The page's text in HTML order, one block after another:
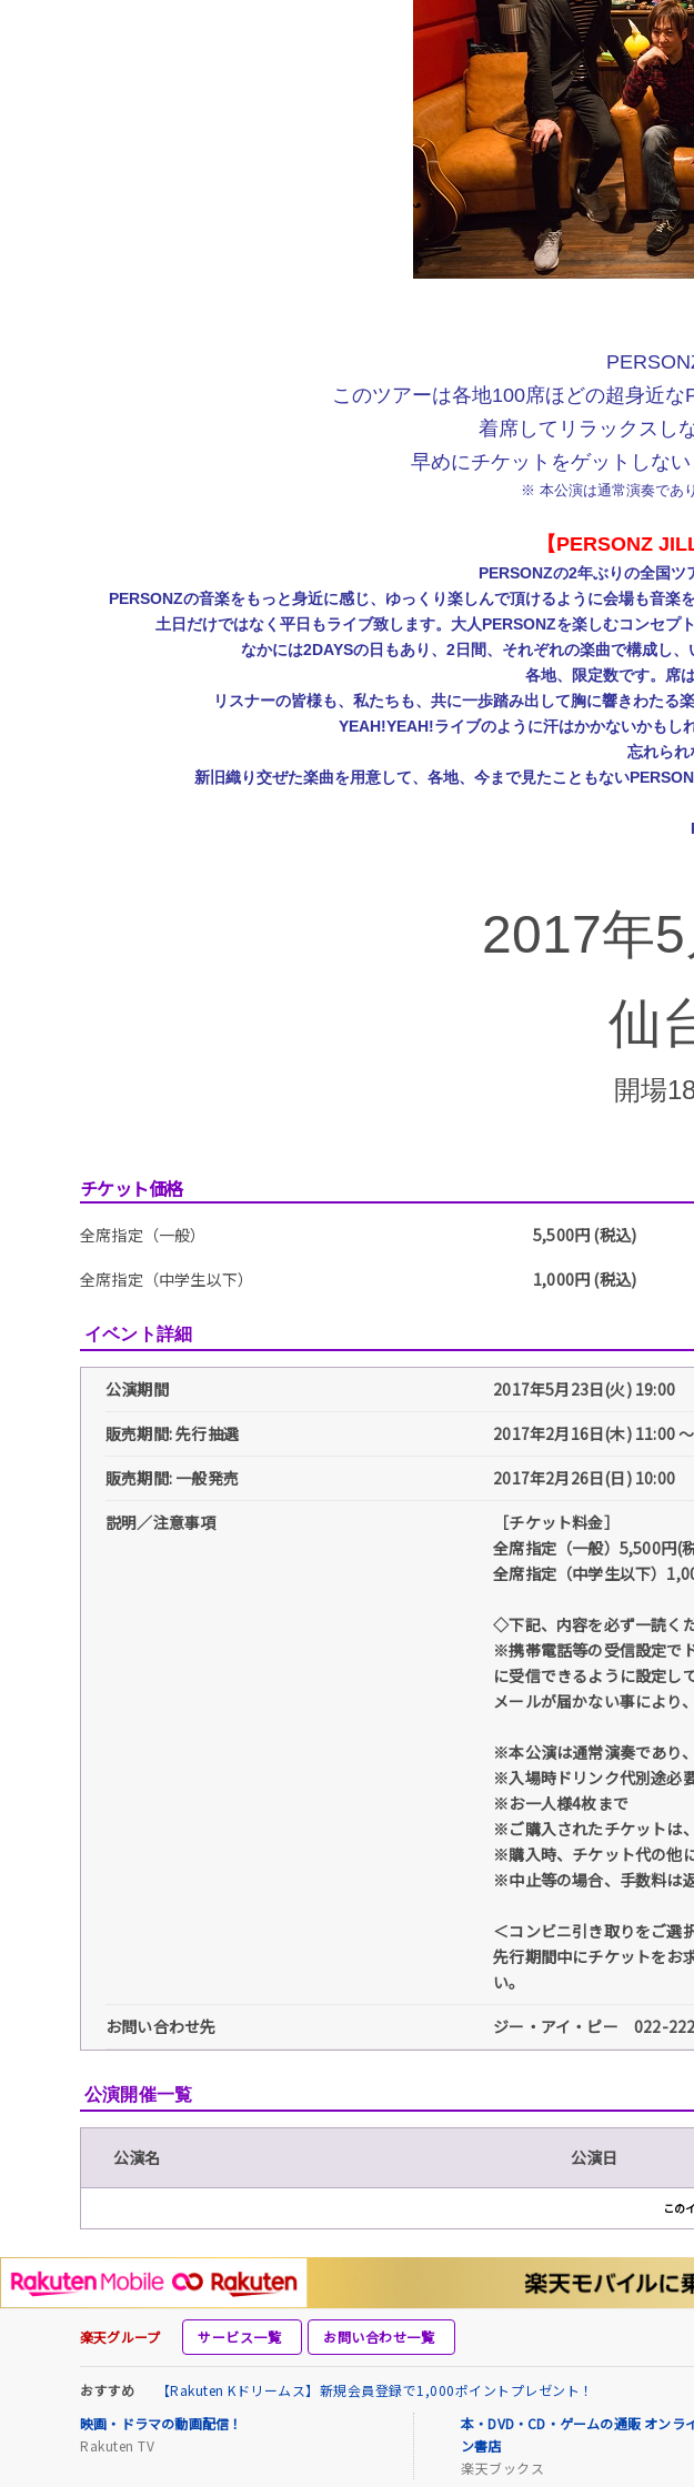
このツアーは各地100席ほどの超身近な
着席してリラックスし
早めにチケットをゲットしな
※ 本公演は通常演奏であ
【PERSONZ
PERSONZの2年ぶりの全国ツ
PERSONZの音楽をもっと身近に感じ、ゆっくり楽しんで頂けるように会場も音
土日だけではなく平日もライブ致します。大人PERSONZを楽しむコンセ
なかには2DAYSの日もあり、2日間、それぞれの楽曲で構成し
各地、限定数です。席
リスナーの皆様も、私たちも、共に一歩踏み出して胸に響きわたる
YEAH!YEAH!ライブのように汗はかかないかも
忘れられ
新旧織り交ぜた楽曲を用意して、各地、今まで見たこともない
2017年5
仙
開場
チケット価格
全席指定（一般）
5,500円 (税込)
全席指定（中学生以下）
1,000円 (税込)
イベント詳細
公演期間
2017年5月23日(火) 19:00
販売期間: 先行抽選
2017年2月16日(木) 11:00
販売期間: 一般発売
2017年2月26日(日) 10:00
説明／注意事項
［チケット料金］
全席指定（一般）5,500円(
全席指定（中学生以下）
◇下記、内容を必ず一読くだ
※携帯電話等の受信設定で
に受信できるように設定し
メールが届かない事により
※本公演は通常演奏であり
※入場時ドリンク代別途必
※お一人様4枚まで
※ご購入されたチケットは
※購入時、チケット代の他
※中止等の場合、手数料は
＜コンビニ引き取りをご選
先行期間中にチケットをお
い。
お問い合わせ先
ジー・アイ・ピー 022-
公演開催一覧
公演名 公演日
この
楽天グループ サービス一覧 お問い合わせ一覧
おすすめ
【Rakuten Kドリームス】新規会員登録で1,000ポイントプレゼント！
映画・ドラマの動画配信！
Rakuten TV
本・DVD・CD・ゲームの通販 オンラ
ン書店
楽天ブックス